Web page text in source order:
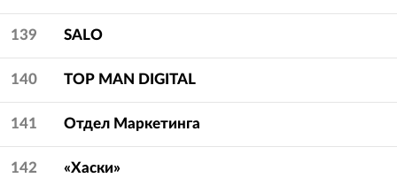
139 SALO
140 TOP MAN DIGITAL
141 Отдел Маркетинга
142 «Хаски»